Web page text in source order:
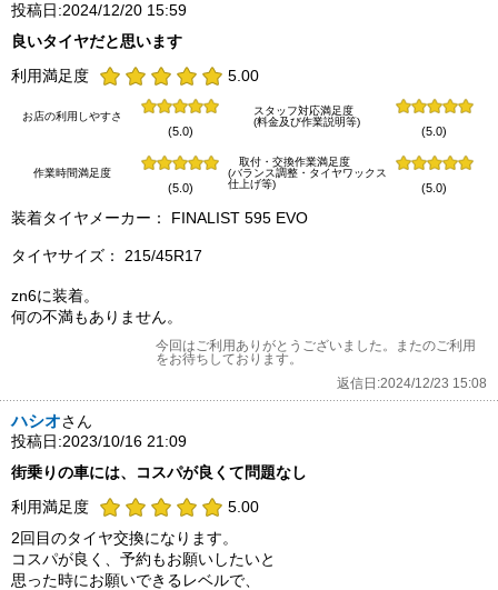
投稿日:2024/12/20 15:59
良いタイヤだと思います
利用満足度
5.00
お店の利用しやすさ
(5.0)
スタッフ対応満足度
(料金及び作業説明等)
(5.0)
作業時間満足度
(5.0)
取付・交換作業満足度
(バランス調整・タイヤワックス
仕上げ等)
(5.0)
装着タイヤメーカー： FINALIST 595 EVO
タイヤサイズ： 215/45R17
zn6に装着。
何の不満もありません。
今回はご利用ありがとうございました。またのご利用
をお待ちしております。
返信日:2024/12/23 15:08
ハシオさん
投稿日:2023/10/16 21:09
街乗りの車には、コスパが良くて問題なし
利用満足度
5.00
2回目のタイヤ交換になります。
コスパが良く、予約もお願いしたいと
思った時にお願いできるレベルで、